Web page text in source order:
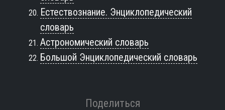
Естествознание. Энциклопедический
словарь
Астрономический словарь
Большой Энциклопедический словарь
Поделиться